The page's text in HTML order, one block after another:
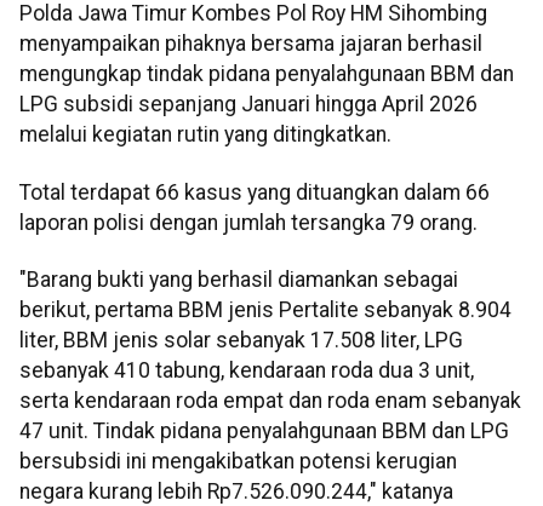
Polda Jawa Timur Kombes Pol Roy HM Sihombing
menyampaikan pihaknya bersama jajaran berhasil
mengungkap tindak pidana penyalahgunaan BBM dan
LPG subsidi sepanjang Januari hingga April 2026
melalui kegiatan rutin yang ditingkatkan.
Total terdapat 66 kasus yang dituangkan dalam 66
laporan polisi dengan jumlah tersangka 79 orang.
"Barang bukti yang berhasil diamankan sebagai
berikut, pertama BBM jenis Pertalite sebanyak 8.904
liter, BBM jenis solar sebanyak 17.508 liter, LPG
sebanyak 410 tabung, kendaraan roda dua 3 unit,
serta kendaraan roda empat dan roda enam sebanyak
47 unit. Tindak pidana penyalahgunaan BBM dan LPG
bersubsidi ini mengakibatkan potensi kerugian
negara kurang lebih Rp7.526.090.244," katanya